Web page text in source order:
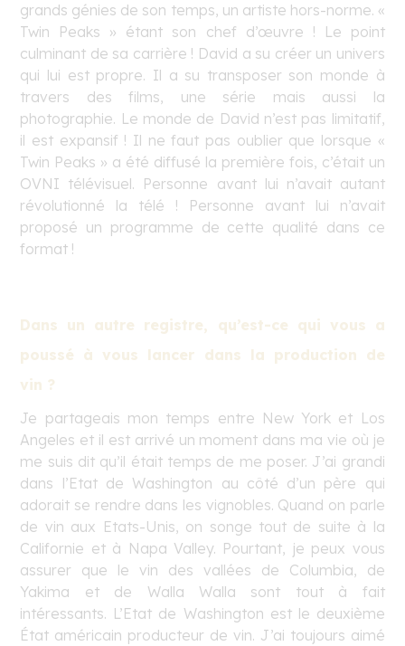
grands génies de son temps, un artiste hors-norme. «
Twin Peaks » étant son chef d’œuvre ! Le point
culminant de sa carrière ! David a su créer un univers
qui lui est propre. Il a su transposer son monde à
travers des films, une série mais aussi la
photographie. Le monde de David n’est pas limitatif,
il est expansif ! Il ne faut pas oublier que lorsque «
Twin Peaks » a été diffusé la première fois, c’était un
OVNI télévisuel. Personne avant lui n’avait autant
révolutionné la télé ! Personne avant lui n’avait
proposé un programme de cette qualité dans ce
format !
Dans un autre registre, qu’est-ce qui vous a
poussé à vous lancer dans la production de
vin ?
Je partageais mon temps entre New York et Los
Angeles et il est arrivé un moment dans ma vie où je
me suis dit qu’il était temps de me poser. J’ai grandi
dans l’Etat de Washington au côté d’un père qui
adorait se rendre dans les vignobles. Quand on parle
de vin aux Etats-Unis, on songe tout de suite à la
Californie et à Napa Valley. Pourtant, je peux vous
assurer que le vin des vallées de Columbia, de
Yakima et de Walla Walla sont tout à fait
intéressants. L’Etat de Washington est le deuxième
État américain producteur de vin. J’ai toujours aimé